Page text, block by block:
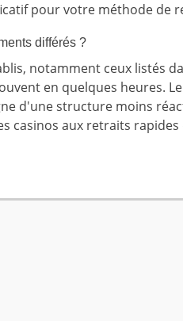
pour votre méthode de
différés ?
notamment ceux listés
en quelques heures.
d'une structure moins
casinos aux retraits rapides